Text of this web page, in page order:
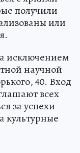
получили
или
исключением
научной
40. Вход
всех
за успехи
культурные